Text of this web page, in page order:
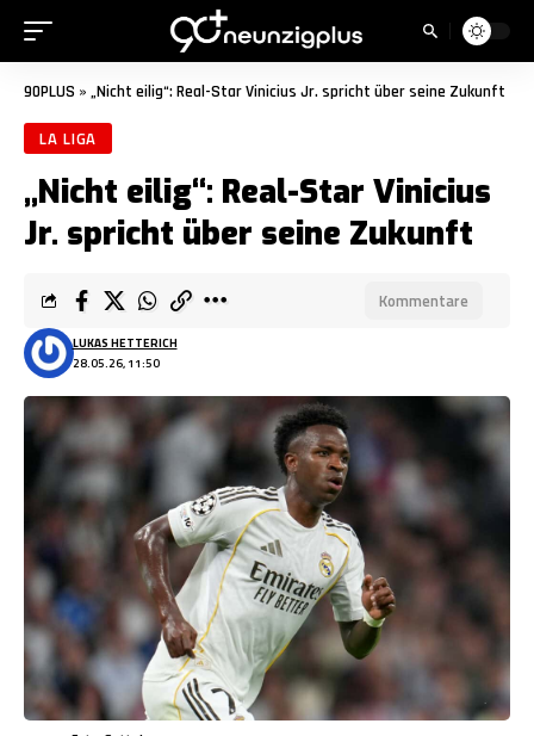
90PLUS » „Nicht eilig“: Real-Star Vinicius Jr. spricht über seine Zukunft
LA LIGA
„Nicht eilig“: Real-Star Vinicius
Jr. spricht über seine Zukunft
28.05.26, 11:50
LUKAS HETTERICH
Kommentare